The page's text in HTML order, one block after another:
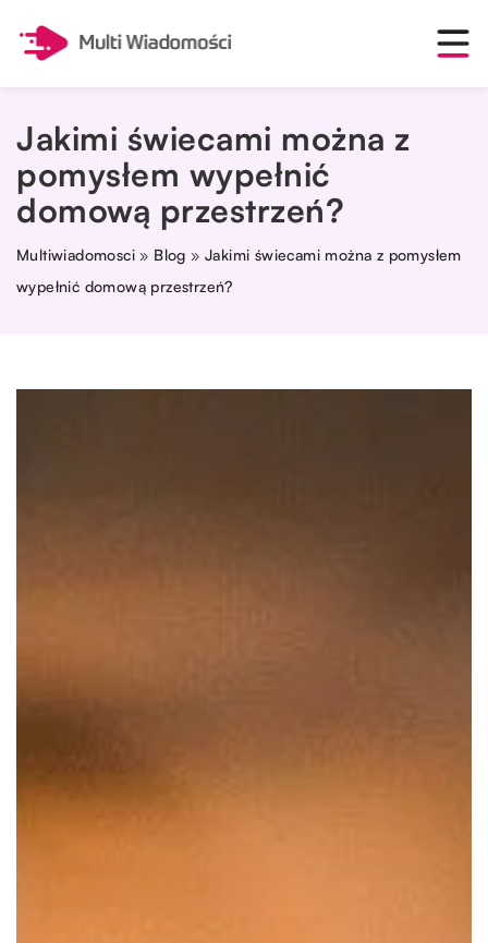
Jakimi świecami można z
pomysłem wypełnić
domową przestrzeń?
Multiwiadomosci » Blog »Jakimi świecami można z pomysłem
wypełnić domową przestrzeń?